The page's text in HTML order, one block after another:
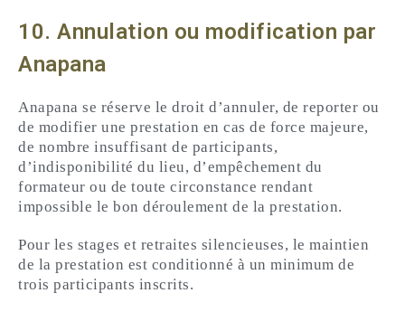
10. Annulation ou modification par
Anapana
Anapana se réserve le droit d’annuler, de reporter ou
de modifier une prestation en cas de force majeure,
de nombre insuffisant de participants,
d’indisponibilité du lieu, d’empêchement du
formateur ou de toute circonstance rendant
impossible le bon déroulement de la prestation.
Pour les stages et retraites silencieuses, le maintien
de la prestation est conditionné à un minimum de
trois participants inscrits.